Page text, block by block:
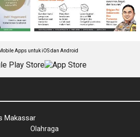
Apps untuk iOS dan Android
Makassar
Olahraga